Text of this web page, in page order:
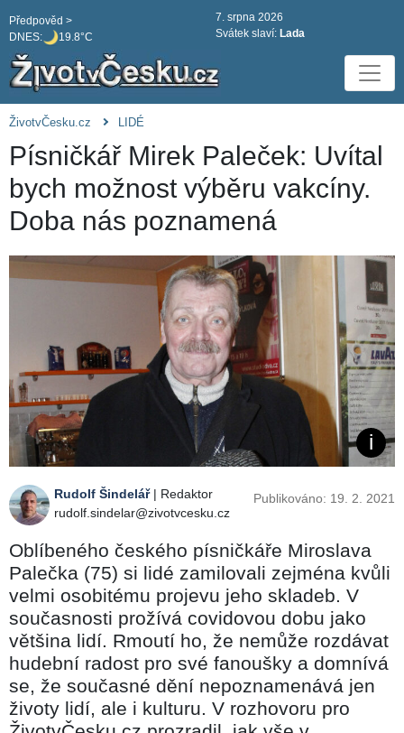
DNES: 19.8°C
Předpověd >
7. srpna 2026
Svátek slaví: Lada
ŽivotvČesku.cz LIDÉ
Písničkář Mirek Paleček: Uvítal
bych možnost výběru vakcíny.
Doba nás poznamená
Rudolf Šindelář| Redaktor
rudolf.sindelar@zivotvcesku.cz
Publikováno: 19. 2. 2021
Oblíbeného českého písničkáře Miroslava
Palečka (75) si lidé zamilovali zejména kvůli
velmi osobitému projevu jeho skladeb. V
současnosti prožívá covidovou dobu jako
většina lidí. Rmoutí ho, že nemůže rozdávat
hudební radost pro své fanoušky a domnívá
se, že současné dění nepoznamenává jen
životy lidí, ale i kulturu. V rozhovoru pro